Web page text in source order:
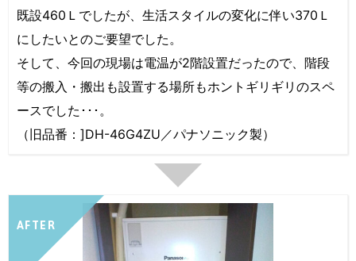
既設460Ｌでしたが、生活スタイルの変化に伴い370Ｌ
にしたいとのご要望でした。
そして、今回の現場は電温が2階設置だったので、階段
等の搬入・搬出も設置する場所もホントギリギリのスペ
ースでした･･･。
（旧品番：]DH-46G4ZU／パナソニック製）
AFTER